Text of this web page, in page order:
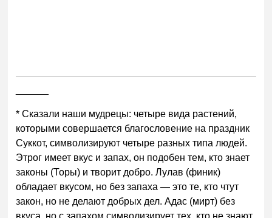
* Сказали наши мудрецы: четыре вида растений,
которыми совершается благословение на праздник
Суккот, символизируют четыре разных типа людей.
Этрог имеет вкус и запах, он подобен тем, кто знает
законы (Торы) и творит добро. Лулав (финик)
обладает вкусом, но без запаха — это те, кто чтут
закон, но не делают добрых дел. Адас (мирт) без
вкуса, но с запахом символизирует тех, кто не знают